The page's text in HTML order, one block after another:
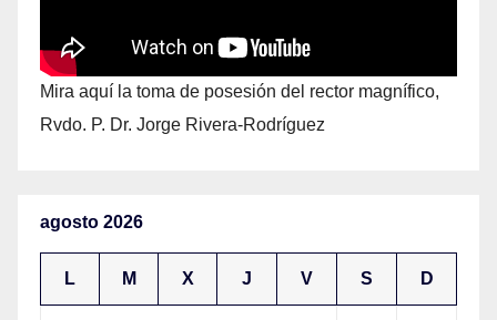
Mira aquí la toma de posesión del rector magnífico,
Rvdo. P. Dr. Jorge Rivera-Rodríguez
agosto 2026
L M X J V S D